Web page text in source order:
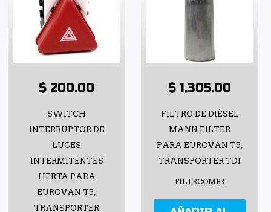
$ 200.00
SWITCH
INTERRUPTOR DE
LUCES
INTERMITENTES
HERTA PARA
EUROVAN T5,
TRANSPORTER
$ 1,305.00
FILTRO DE DIÉSEL
MANN FILTER
PARA EUROVAN T5,
TRANSPORTER TDI
FILTRCOMB3